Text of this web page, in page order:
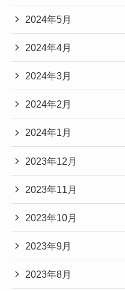
2024年5月
2024年4月
2024年3月
2024年2月
2024年1月
2023年12月
2023年11月
2023年10月
2023年9月
2023年8月